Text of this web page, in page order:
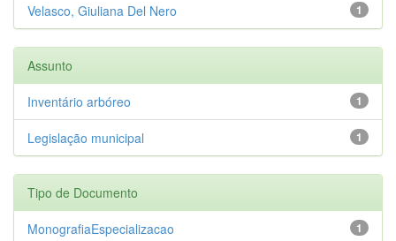
1
Velasco, Giuliana Del Nero
Assunto
1
Inventário arbóreo
1
Legislação municipal
Tipo de Documento
1
MonografiaEspecializacao